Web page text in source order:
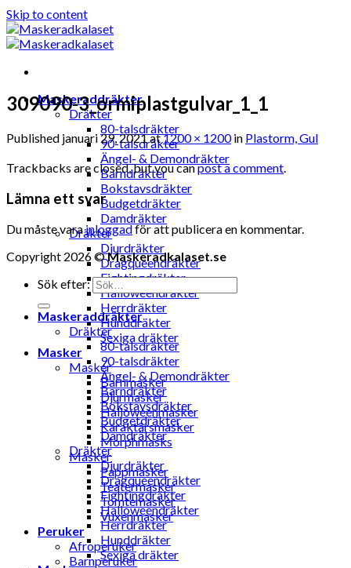
Skip to content
Maskeraddräkter
Dräkter
80-talsdräkter
90-talsdräkter
Ängel- & Demondräkter
Barndräkter
Bokstavsdräkter
Budgetdräkter
Damdräkter
Dräkter
Djurdräkter
Dragqueendräkter
Fightingdräkter
Halloweendräkter
Herrdräkter
Hunddräkter
Sexiga dräkter
Masker
Masker
Barnmasker
Djurmasker
Halloweenmasker
Karaktärsmasker
Morphmasks
Masker
Pappmasker
Teatermasker
Tomtemasker
Vuxenmasker
Peruker
Afroperuker
Barnperuker
309090-3_ormiplastgulvar_1_1
Published januari 29, 2021at1200 × 1200in Plastorm, Gul
Trackbacks are closed, but you canpost a comment.
Lämna ett svar
Du måste varainloggadför att publicera en kommentar.
Copyright 2026 ©Maskeradkalaset.se
Sök efter:
Maskeraddräkter
Dräkter
80-talsdräkter
90-talsdräkter
Ängel- & Demondräkter
Barndräkter
Bokstavsdräkter
Budgetdräkter
Damdräkter
Dräkter
Djurdräkter
Dragqueendräkter
Fightingdräkter
Halloweendräkter
Herrdräkter
Hunddräkter
Sexiga dräkter